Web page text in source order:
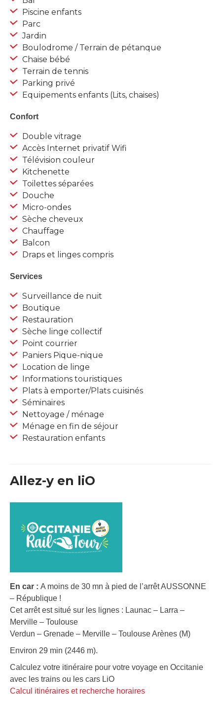
Piscine enfants
Parc
Jardin
Boulodrome / Terrain de pétanque
Chaise bébé
Terrain de tennis
Parking privé
Equipements enfants (Lits, chaises)
Confort
Double vitrage
Accès Internet privatif Wifi
Télévision couleur
Kitchenette
Toilettes séparées
Douche
Micro-ondes
Sèche cheveux
Chauffage
Balcon
Draps et linges compris
Services
Surveillance de nuit
Boutique
Restauration
Sèche linge collectif
Point courrier
Paniers Pique-nique
Location de linge
Informations touristiques
Plats à emporter/Plats cuisinés
Séminaires
Nettoyage / ménage
Ménage en fin de séjour
Restauration enfants
Allez-y en liO
En car : A moins de 30 mn à pied de l’arrêt AUSSONNE
– République !
Cet arrêt est situé sur les lignes : Launac – Larra –
Merville – Toulouse
Verdun – Grenade – Merville – Toulouse Arènes (M)
Environ 29 min (2446 m).
Calculez votre itinéraire pour votre voyage en Occitanie
avec les trains ou les cars LiO
Calcul itinéraires et recherche horaires